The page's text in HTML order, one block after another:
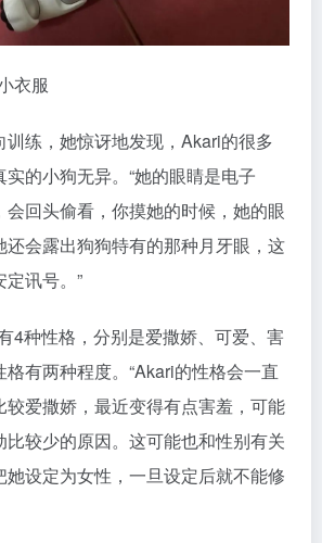
衣服
训练，她惊讶地发现，Akari的很多
的小狗无异。“她的眼睛是电子
会回头偷看，你摸她的时候，她的眼
还会露出狗狗特有的那种月牙眼，这
讯号。”
4种性格，分别是爱撒娇、可爱、害
有两种程度。“Akari的性格会一直
较爱撒娇，最近变得有点害羞，可能
比较少的原因。这可能也和性别有关
她设定为女性，一旦设定后就不能修